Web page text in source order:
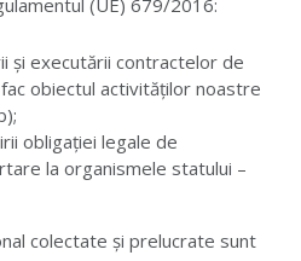
(UE) 679/2016:
și executării contractelor de
obiectul activităților noastre
obligației legale de
la organismele statului –
colectate și prelucrate sunt